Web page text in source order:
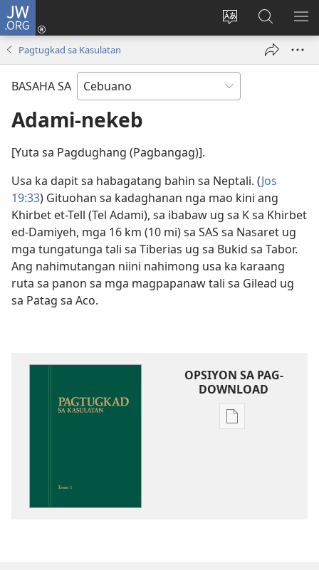
JW.ORG
Ilisi
pinulongan
sa
site
Log
ug
Pangitaa
sa
JW.ORG
Pagtugkad sa Kasulatan
BASAHA SA
Adami-nekeb
[Yuta sa Pagdughang (Pagbangag)].
Usa ka dapit sa habagatang bahin sa Neptali. (Jos
19:33) Gituohan sa kadaghanan nga mao kini ang
Khirbet et-Tell (Tel Adami), sa ibabaw ug sa K sa Khirbet
ed-Damiyeh, mga 16 km (10 mi) sa SAS sa Nasaret ug
mga tungatunga tali sa Tiberias ug sa Bukid sa Tabor.
Ang nahimutangan niini nahimong usa ka karaang
ruta sa panon sa mga magpapanaw tali sa Gilead ug
sa Patag sa Aco.
OPSIYON SA PAG-
DOWNLOAD
Opsiyon